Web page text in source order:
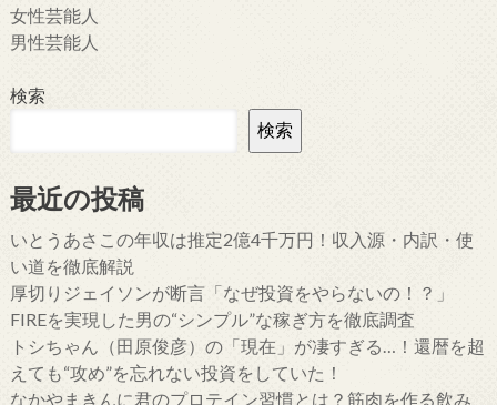
女性芸能人
男性芸能人
検索
検索
最近の投稿
いとうあさこの年収は推定2億4千万円！収入源・内訳・使
い道を徹底解説
厚切りジェイソンが断言「なぜ投資をやらないの！？」
FIREを実現した男の“シンプル”な稼ぎ方を徹底調査
トシちゃん（田原俊彦）の「現在」が凄すぎる…！還暦を超
えても“攻め”を忘れない投資をしていた！
なかやまきんに君のプロテイン習慣とは？筋肉を作る飲み